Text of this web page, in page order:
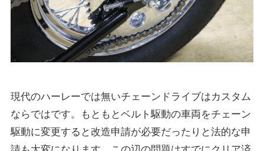
現代のハーレーでは無いチェーンドライブはカスタム
ならではです。もともとベルト駆動の車両をチェーン
駆動に変更すると改造申請が必要だったりと法的な申